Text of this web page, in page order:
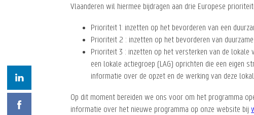
Vlaanderen wil hiermee bijdragen aan drie Europese
Prioriteit 1: inzetten op het bevorderen van een
Prioriteit 2 : inzetten op het bevorderen van
Prioriteit 3 : inzetten op het versterken van de lokale
een lokale actiegroep (LAG) oprichten die een eigen
informatie over de opzet en de werking van deze
Op dit moment bereiden we ons voor om het programma
informatie over het nieuwe programma op onze website bij